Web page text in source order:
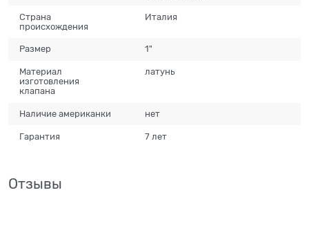
Страна
происхождения
Италия
Размер 1"
Материал
изготовления
клапана
латунь
Наличие американки нет
Гарантия 7 лет
Отзывы